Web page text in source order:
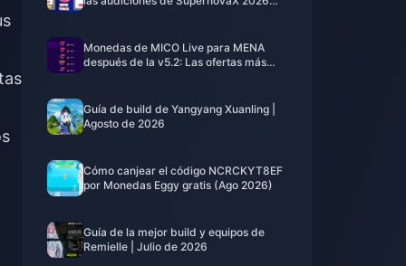
Monedas de MICO Live para MENA
después de la v5.2: Las ofertas más
Guía de build de Yangyang Xuanling |
Agosto de 2026
Cómo canjear el código NCRCKYT8EF
por Monedas Eggy gratis (Ago 2026)
Guía de la mejor build y equipos de
Remielle | Julio de 2026